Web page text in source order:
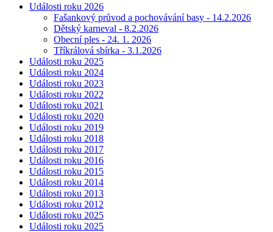
Události roku 2026
Fašankový průvod a pochovávání basy - 14.2.2026
Dětský karneval - 8.2.2026
Obecní ples - 24. 1. 2026
Tříkrálová sbírka - 3.1.2026
Události roku 2025
Události roku 2024
Události roku 2023
Události roku 2022
Události roku 2021
Události roku 2020
Události roku 2019
Události roku 2018
Události roku 2017
Události roku 2016
Události roku 2015
Události roku 2014
Události roku 2013
Události roku 2012
Události roku 2025
Události roku 2025